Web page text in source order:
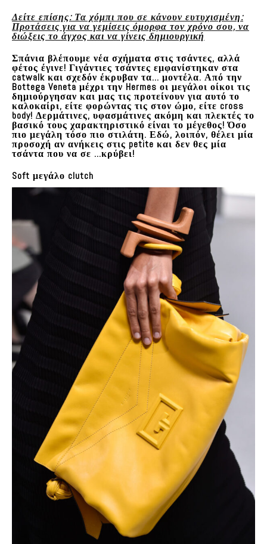
Δείτε επίσης: Τα χόμπι που σε κάνουν ευτυχισμένη:
Προτάσεις για να γεμίσεις όμορφα τον χρόνο σου, να
διώξεις το άγχος και να γίνεις δημιουργική
Σπάνια βλέπουμε νέα σχήματα στις τσάντες, αλλά
φέτος έγινε! Γιγάντιες τσάντες εμφανίστηκαν στα
catwalk και σχεδόν έκρυβαν τα… μοντέλα. Από την
Bottega Veneta μέχρι την Hermes οι μεγάλοι οίκοι τις
δημιούργησαν και μας τις προτείνουν για αυτό το
καλοκαίρι, είτε φορώντας τις στον ώμο, είτε cross
body! Δερμάτινες, υφασμάτινες ακόμη και πλεκτές το
βασικό τους χαρακτηριστικό είναι το μέγεθος! Όσο
πιο μεγάλη τόσο πιο στιλάτη. Εδώ, λοιπόν, θέλει μία
προσοχή αν ανήκεις στις petite και δεν θες μία
τσάντα που να σε …κρύβει!
Soft μεγάλο clutch